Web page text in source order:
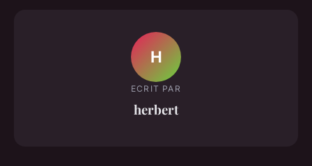
H
ECRIT PAR
herbert